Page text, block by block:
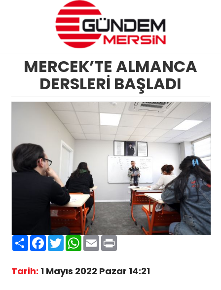
MERCEK’TE ALMANCA
DERSLERİ BAŞLADI
PaylaşFacebook
TwitterWhatsApp
EmailPrint
Tarih: 1 Mayıs 2022 Pazar 14:21